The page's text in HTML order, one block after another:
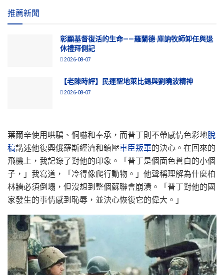
推薦新聞
彰顯基督復活的生命——羅蘭德·庫訥牧師卸任與退
休禮拜側記
2026-08-07
【老陳時評】民運聖地萊比錫與劉曉波精神
2026-08-07
葉爾辛使用哄騙、恫嚇和奉承，而普丁則不帶感情色彩地脫
稿講述他復興俄羅斯經濟和鎮壓車臣叛軍的決心。在回來的
飛機上，我記錄了對他的印象。「普丁是個面色蒼白的小個
子，」我寫道，「冷得像爬行動物。」他聲稱理解為什麼柏
林牆必須倒塌，但沒想到整個蘇聯會崩潰。「普丁對他的國
家發生的事情感到恥辱，並決心恢復它的偉大。」